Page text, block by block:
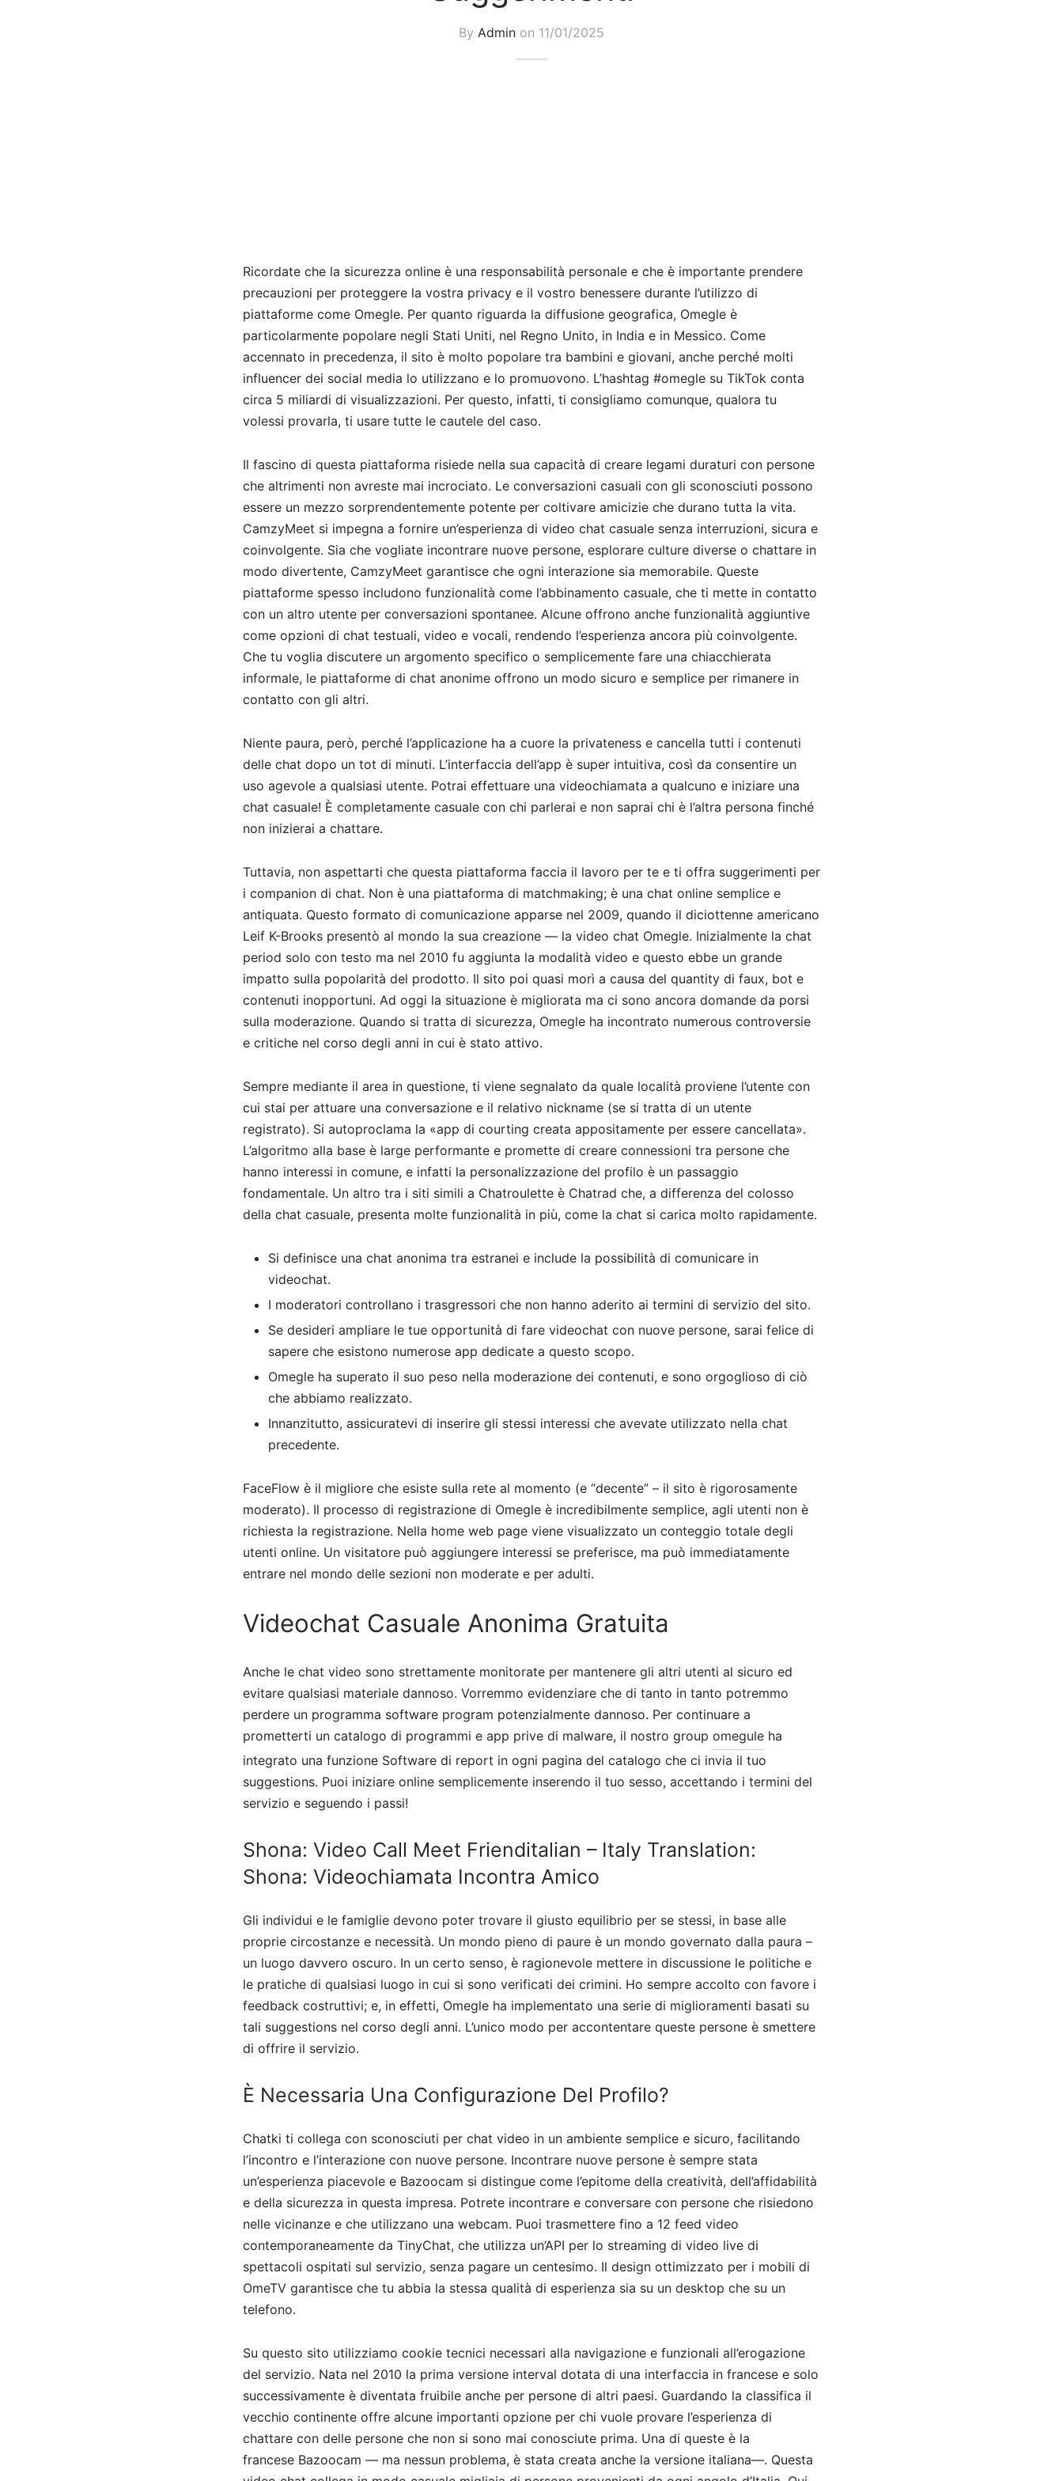
By Admin on 11/01/2025
Ricordate che la sicurezza online è una responsabilità personale e che è importante prendere
precauzioni per proteggere la vostra privacy e il vostro benessere durante l’utilizzo di
piattaforme come Omegle. Per quanto riguarda la diffusione geografica, Omegle è
particolarmente popolare negli Stati Uniti, nel Regno Unito, in India e in Messico. Come
accennato in precedenza, il sito è molto popolare tra bambini e giovani, anche perché molti
influencer dei social media lo utilizzano e lo promuovono. L’hashtag #omegle su TikTok conta
circa 5 miliardi di visualizzazioni. Per questo, infatti, ti consigliamo comunque, qualora tu
volessi provarla, ti usare tutte le cautele del caso.
Il fascino di questa piattaforma risiede nella sua capacità di creare legami duraturi con persone
che altrimenti non avreste mai incrociato. Le conversazioni casuali con gli sconosciuti possono
essere un mezzo sorprendentemente potente per coltivare amicizie che durano tutta la vita.
CamzyMeet si impegna a fornire un’esperienza di video chat casuale senza interruzioni, sicura e
coinvolgente. Sia che vogliate incontrare nuove persone, esplorare culture diverse o chattare in
modo divertente, CamzyMeet garantisce che ogni interazione sia memorabile. Queste
piattaforme spesso includono funzionalità come l’abbinamento casuale, che ti mette in contatto
con un altro utente per conversazioni spontanee. Alcune offrono anche funzionalità aggiuntive
come opzioni di chat testuali, video e vocali, rendendo l’esperienza ancora più coinvolgente.
Che tu voglia discutere un argomento specifico o semplicemente fare una chiacchierata
informale, le piattaforme di chat anonime offrono un modo sicuro e semplice per rimanere in
contatto con gli altri.
Niente paura, però, perché l’applicazione ha a cuore la privateness e cancella tutti i contenuti
delle chat dopo un tot di minuti. L’interfaccia dell’app è super intuitiva, così da consentire un
uso agevole a qualsiasi utente. Potrai effettuare una videochiamata a qualcuno e iniziare una
chat casuale! È completamente casuale con chi parlerai e non saprai chi è l’altra persona finché
non inizierai a chattare.
Tuttavia, non aspettarti che questa piattaforma faccia il lavoro per te e ti offra suggerimenti per
i companion di chat. Non è una piattaforma di matchmaking; è una chat online semplice e
antiquata. Questo formato di comunicazione apparse nel 2009, quando il diciottenne americano
Leif K-Brooks presentò al mondo la sua creazione — la video chat Omegle. Inizialmente la chat
period solo con testo ma nel 2010 fu aggiunta la modalità video e questo ebbe un grande
impatto sulla popolarità del prodotto. Il sito poi quasi morì a causa del quantity di faux, bot e
contenuti inopportuni. Ad oggi la situazione è migliorata ma ci sono ancora domande da porsi
sulla moderazione. Quando si tratta di sicurezza, Omegle ha incontrato numerous controversie
e critiche nel corso degli anni in cui è stato attivo.
Sempre mediante il area in questione, ti viene segnalato da quale località proviene l’utente con
cui stai per attuare una conversazione e il relativo nickname (se si tratta di un utente
registrato). Si autoproclama la «app di courting creata appositamente per essere cancellata».
L’algoritmo alla base è large performante e promette di creare connessioni tra persone che
hanno interessi in comune, e infatti la personalizzazione del profilo è un passaggio
fondamentale. Un altro tra i siti simili a Chatroulette è Chatrad che, a differenza del colosso
della chat casuale, presenta molte funzionalità in più, come la chat si carica molto rapidamente.
Si definisce una chat anonima tra estranei e include la possibilità di comunicare in
videochat.
I moderatori controllano i trasgressori che non hanno aderito ai termini di servizio del sito.
Se desideri ampliare le tue opportunità di fare videochat con nuove persone, sarai felice di
sapere che esistono numerose app dedicate a questo scopo.
Omegle ha superato il suo peso nella moderazione dei contenuti, e sono orgoglioso di ciò
che abbiamo realizzato.
Innanzitutto, assicuratevi di inserire gli stessi interessi che avevate utilizzato nella chat
precedente.
FaceFlow è il migliore che esiste sulla rete al momento (e “decente” – il sito è rigorosamente
moderato). Il processo di registrazione di Omegle è incredibilmente semplice, agli utenti non è
richiesta la registrazione. Nella home web page viene visualizzato un conteggio totale degli
utenti online. Un visitatore può aggiungere interessi se preferisce, ma può immediatamente
entrare nel mondo delle sezioni non moderate e per adulti.
Videochat Casuale Anonima Gratuita
Anche le chat video sono strettamente monitorate per mantenere gli altri utenti al sicuro ed
evitare qualsiasi materiale dannoso. Vorremmo evidenziare che di tanto in tanto potremmo
perdere un programma software program potenzialmente dannoso. Per continuare a
prometterti un catalogo di programmi e app prive di malware, il nostro group omegule ha
integrato una funzione Software di report in ogni pagina del catalogo che ci invia il tuo
suggestions. Puoi iniziare online semplicemente inserendo il tuo sesso, accettando i termini del
servizio e seguendo i passi!
Shona: Video Call Meet Frienditalian – Italy Translation:
Shona: Videochiamata Incontra Amico
Gli individui e le famiglie devono poter trovare il giusto equilibrio per se stessi, in base alle
proprie circostanze e necessità. Un mondo pieno di paure è un mondo governato dalla paura –
un luogo davvero oscuro. In un certo senso, è ragionevole mettere in discussione le politiche e
le pratiche di qualsiasi luogo in cui si sono verificati dei crimini. Ho sempre accolto con favore i
feedback costruttivi; e, in effetti, Omegle ha implementato una serie di miglioramenti basati su
tali suggestions nel corso degli anni. L’unico modo per accontentare queste persone è smettere
di offrire il servizio.
È Necessaria Una Configurazione Del Profilo?
Chatki ti collega con sconosciuti per chat video in un ambiente semplice e sicuro, facilitando
l’incontro e l’interazione con nuove persone. Incontrare nuove persone è sempre stata
un’esperienza piacevole e Bazoocam si distingue come l’epitome della creatività, dell’affidabilità
e della sicurezza in questa impresa. Potrete incontrare e conversare con persone che risiedono
nelle vicinanze e che utilizzano una webcam. Puoi trasmettere fino a 12 feed video
contemporaneamente da TinyChat, che utilizza un’API per lo streaming di video live di
spettacoli ospitati sul servizio, senza pagare un centesimo. Il design ottimizzato per i mobili di
OmeTV garantisce che tu abbia la stessa qualità di esperienza sia su un desktop che su un
telefono.
Su questo sito utilizziamo cookie tecnici necessari alla navigazione e funzionali all’erogazione
del servizio. Nata nel 2010 la prima versione interval dotata di una interfaccia in francese e solo
successivamente è diventata fruibile anche per persone di altri paesi. Guardando la classifica il
vecchio continente offre alcune importanti opzione per chi vuole provare l’esperienza di
chattare con delle persone che non si sono mai conosciute prima. Una di queste è la
francese Bazoocam — ma nessun problema, è stata creata anche la versione italiana—. Questa